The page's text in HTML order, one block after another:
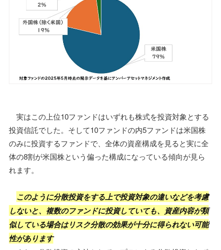
実はこの上位10ファンドはいずれも株式を投資対象とする
投資信託でした。そして10ファンドの内5ファンドは米国株
のみに投資するファンドで、全体の資産構成を見ると実に全
体の8割が米国株という偏った構成になっている傾向が見ら
れます。
このように分散投資をする上で投資対象の違いなどを考慮
しないと、複数のファンドに投資していても、資産内容が類
似している場合はリスク分散の効果が十分に得られない可能
性があります